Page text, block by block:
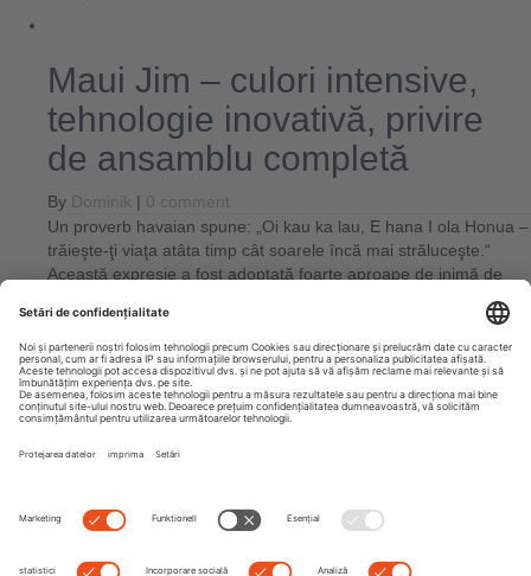
Maui Jim – culori intensive,
tehnologie inovativă, privire
de ansamblu completă
By Dominik | 0 comment
Un proverb havaian spune: „Oi kau ka lau, E hana I ola Honua –
trăieşte-ţi viaţa atâta timp cât soarele încă mai străluceşte.“
Această expresie a fost adoptată foarte aproape de inimă de
Leave a Comment
You must belogged into post a comment.
NextPrevious